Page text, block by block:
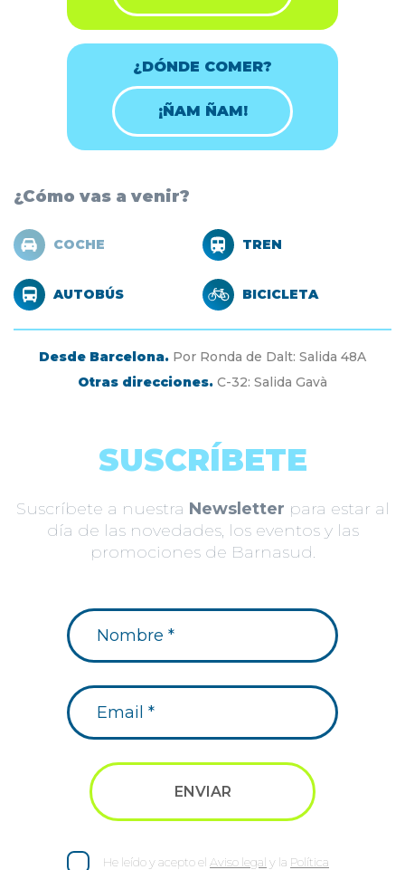
¿DÓNDE COMER?
¡ÑAM ÑAM!
¿Cómo vas a venir?
COCHE TREN
AUTOBÚS BICICLETA
Desde Barcelona. Por Ronda de Dalt: Salida 48A
Otras direcciones. C-32: Salida Gavà
SUSCRÍBETE
Suscríbete a nuestra Newsletter para estar al
día de las novedades, los eventos y las
promociones de Barnasud.
He leído y acepto el Aviso legal y la Política